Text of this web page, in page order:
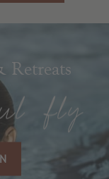
Retreats